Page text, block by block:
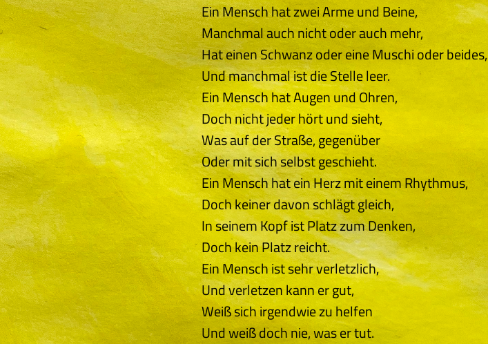
Ein Mensch hat zwei Arme und Beine,
Manchmal auch nicht oder auch mehr,
Hat einen Schwanz oder eine Muschi oder beides,
Und manchmal ist die Stelle leer.
Ein Mensch hat Augen und Ohren,
Doch nicht jeder hört und sieht,
Was auf der Straße, gegenüber
Oder mit sich selbst geschieht.
Ein Mensch hat ein Herz mit einem Rhythmus,
Doch keiner davon schlägt gleich,
In seinem Kopf ist Platz zum Denken,
Doch kein Platz reicht.
Ein Mensch ist sehr verletzlich,
Und verletzen kann er gut,
Weiß sich irgendwie zu helfen
Und weiß doch nie, was er tut.